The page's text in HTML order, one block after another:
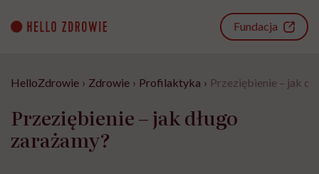
content
Fundacja
HelloZdrowie › Zdrowie › Profilaktyka › Przeziębienie – jak
Przeziębienie – jak długo
zarażamy?